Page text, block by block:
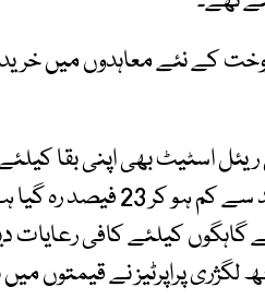
اسٹیٹ بھی اپنی بقا
ہوٹلوں میں قیام معمول کے
گاہگوں کیلئے کافی
لگژری پراپرٹیز نے